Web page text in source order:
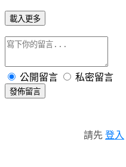
載入更多
公開留言 私密留言
發佈留言
請先 登入